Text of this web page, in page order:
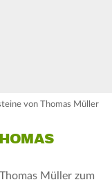
von Thomas Müller
Müller zum